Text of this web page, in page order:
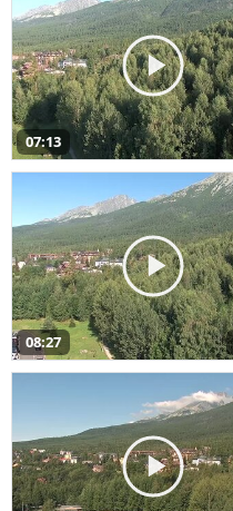
07:13
08:27